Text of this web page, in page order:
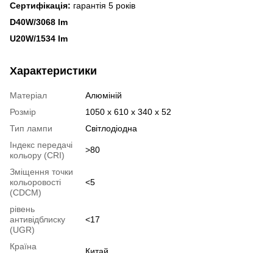
Сертифікація: гарантія 5 років
D40W/3068 lm
U20W/1534 lm
Характеристики
Матеріал
Алюміній
Розмір
1050 х 610 х 340 х 52
Тип лампи
Cвітлодіодна
Індекс передачі
кольору (CRI)
>80
Зміщення точки
кольоровості
(CDCM)
<5
рівень
антивідблиску
(UGR)
<17
Країна